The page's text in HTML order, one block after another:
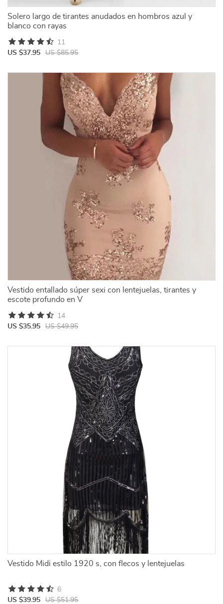
Solero largo de tirantes anudados en hombros azul y
blanco con rayas
US $37.95 US $85.95
11
Vestido entallado súper sexi con lentejuelas, tirantes y
escote profundo en V
US $35.95 US $49.95
14
Vestido Midi estilo 1920 s, con flecos y lentejuelas
US $39.95 US $51.95
6